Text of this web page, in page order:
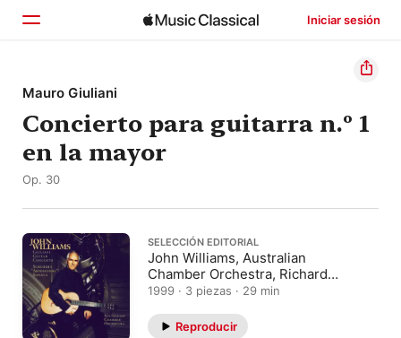
Iniciar sesión
Inicio
Explorar
Buscar
Mauro Giuliani
Concierto para guitarra n.º 1
en la mayor
Op. 30
SELECCIÓN EDITORIAL
John Williams, Australian
Chamber Orchestra, Richard
Tognetti
1999 · 3 piezas · 29 min
Reproducir